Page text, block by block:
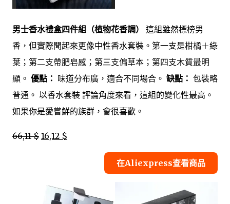
男士香水禮盒四件組（植物花香調）
這組雖然標榜男
香，但實際聞起來更像中性香水套裝。第一支是柑橘＋綠
葉；第二支帶肥皂感；第三支偏草本；第四支木質最明
顯。 優點： 味道分布廣，適合不同場合。 缺點： 包裝略
普通。 以香水套裝 評論角度來看，這組的變化性最高。
如果你是愛嘗鮮的族群，會很喜歡。
66,11 $ 16,12 $
在Aliexpress查看商品